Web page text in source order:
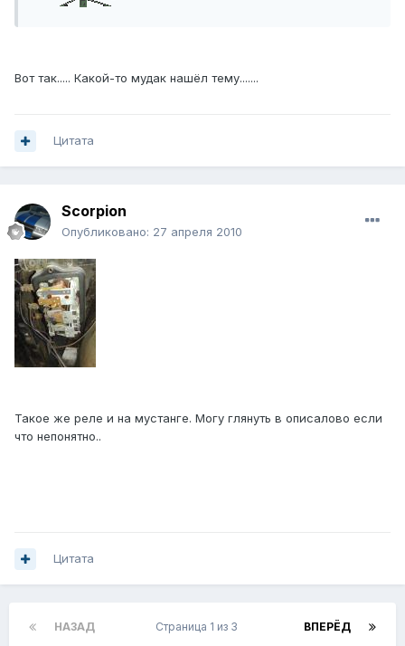
Вот так..... Какой-то мудак нашёл тему.......
Цитата
Scorpion
Опубликовано: 27 апреля 2010
Такое же реле и на мустанге. Могу глянуть в описалово если
что непонятно..
Цитата
НАЗАД ВПЕРЁД
Страница 1 из 3